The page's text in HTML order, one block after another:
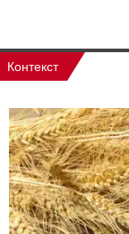
Контекст